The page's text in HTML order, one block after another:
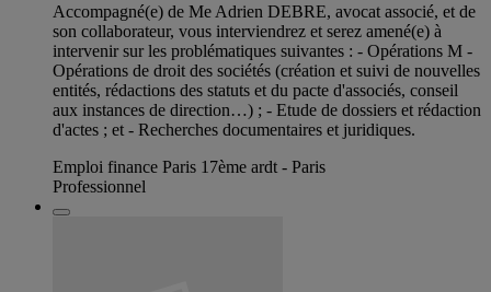
Accompagné(e) de Me Adrien DEBRE, avocat associé, et de
son collaborateur, vous interviendrez et serez amené(e) à
intervenir sur les problématiques suivantes : - Opérations M -
Opérations de droit des sociétés (création et suivi de nouvelles
entités, rédactions des statuts et du pacte d'associés, conseil
aux instances de direction…) ; - Etude de dossiers et rédaction
d'actes ; et - Recherches documentaires et juridiques.
Emploi finance Paris 17ème ardt - Paris
Professionnel